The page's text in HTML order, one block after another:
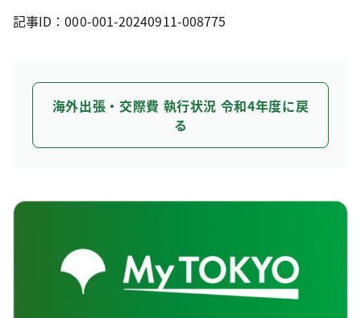
記事ID：000-001-20240911-008775
海外出張・交際費 執行状況 令和4年度に戻
る